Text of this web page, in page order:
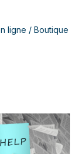
ligne / Boutique